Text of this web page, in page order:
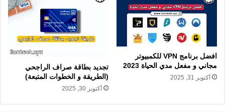
افضل برنامج VPN للكمبيوتر
مجاني و مفعل مدي الحياة 2023
أكتوبر 31, 2025
تجديد بطاقة صراف الراجحي
(الطريقة و الخطوات المتبعة)
أكتوبر 30, 2025